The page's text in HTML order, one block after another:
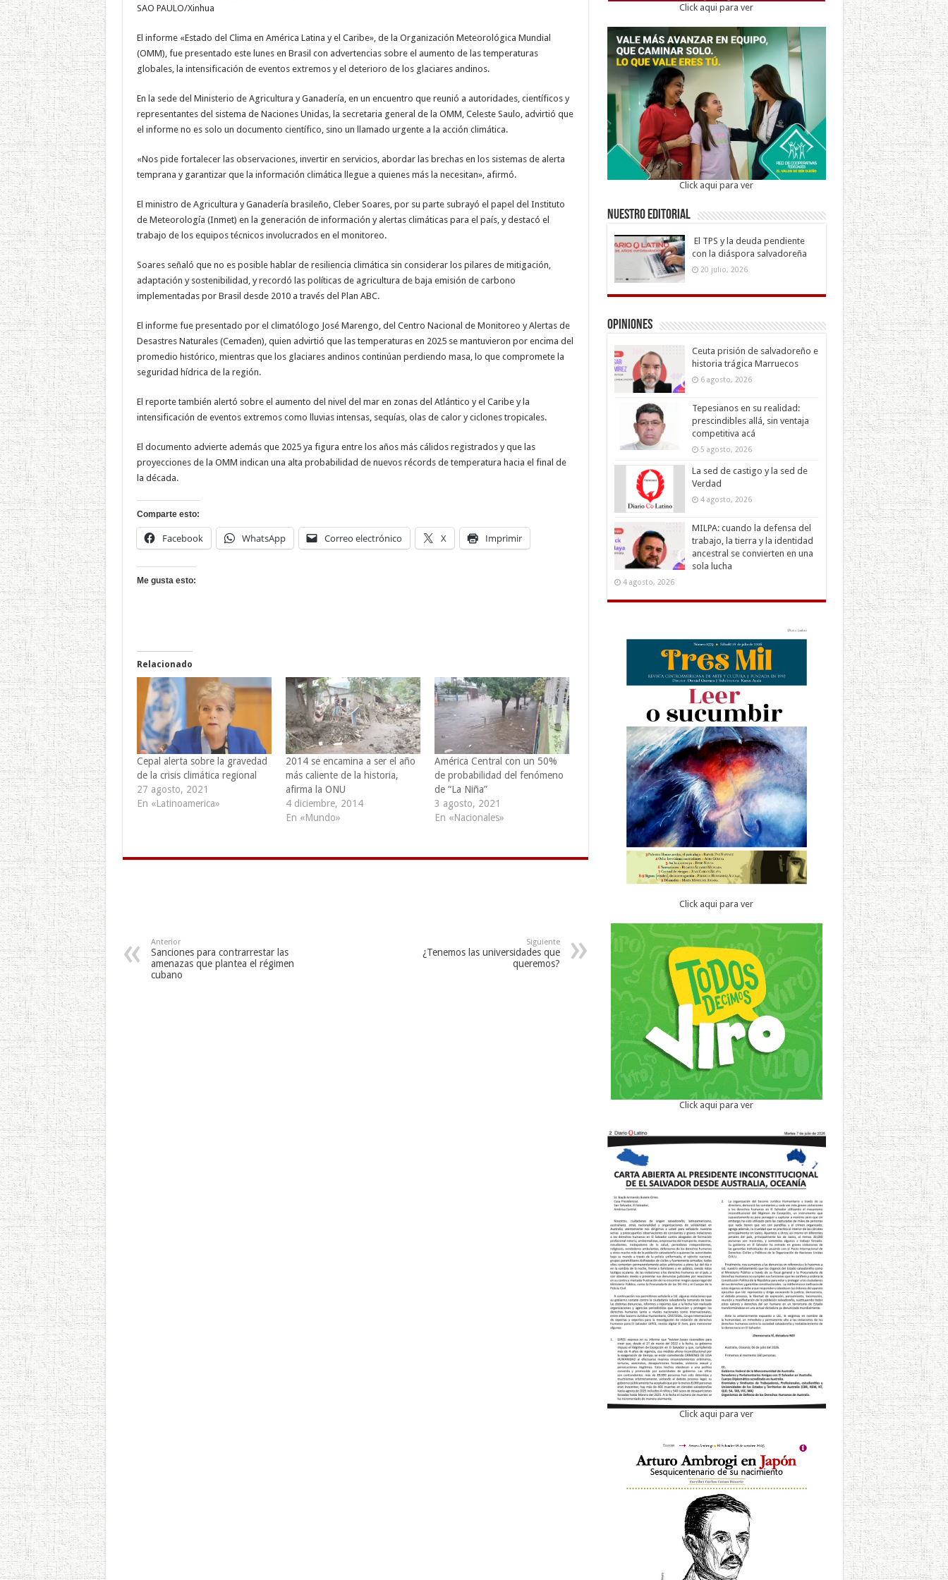
SAO PAULO/Xinhua
El informe «Estado del Clima en América Latina y el Caribe», de la Organización Meteorológica Mundial
(OMM), fue presentado este lunes en Brasil con advertencias sobre el aumento de las temperaturas
globales, la intensificación de eventos extremos y el deterioro de los glaciares andinos.
En la sede del Ministerio de Agricultura y Ganadería, en un encuentro que reunió a autoridades, científicos y
representantes del sistema de Naciones Unidas, la secretaria general de la OMM, Celeste Saulo, advirtió que
el informe no es solo un documento científico, sino un llamado urgente a la acción climática.
«Nos pide fortalecer las observaciones, invertir en servicios, abordar las brechas en los sistemas de alerta
temprana y garantizar que la información climática llegue a quienes más la necesitan», afirmó.
El ministro de Agricultura y Ganadería brasileño, Cleber Soares, por su parte subrayó el papel del Instituto
de Meteorología (Inmet) en la generación de información y alertas climáticas para el país, y destacó el
trabajo de los equipos técnicos involucrados en el monitoreo.
Soares señaló que no es posible hablar de resiliencia climática sin considerar los pilares de mitigación,
adaptación y sostenibilidad, y recordó las políticas de agricultura de baja emisión de carbono
implementadas por Brasil desde 2010 a través del Plan ABC.
El informe fue presentado por el climatólogo José Marengo, del Centro Nacional de Monitoreo y Alertas de
Desastres Naturales (Cemaden), quien advirtió que las temperaturas en 2025 se mantuvieron por encima del
promedio histórico, mientras que los glaciares andinos continúan perdiendo masa, lo que compromete la
seguridad hídrica de la región.
El reporte también alertó sobre el aumento del nivel del mar en zonas del Atlántico y el Caribe y la
intensificación de eventos extremos como lluvias intensas, sequías, olas de calor y ciclones tropicales.
El documento advierte además que 2025 ya figura entre los años más cálidos registrados y que las
proyecciones de la OMM indican una alta probabilidad de nuevos récords de temperatura hacia el final de
la década.
Comparte esto:
Facebook WhatsApp Correo electrónico X Imprimir
Me gusta esto:
Relacionado
Cepal alerta sobre la gravedad
de la crisis climática regional
27 agosto, 2021
En «Latinoamerica»
2014 se encamina a ser el año
más caliente de la historia,
afirma la ONU
4 diciembre, 2014
En «Mundo»
América Central con un 50%
de probabilidad del fenómeno
de “La Niña”
3 agosto, 2021
En «Nacionales»
Anterior
Sanciones para contrarrestar las
amenazas que plantea el régimen
cubano
Siguiente
¿Tenemos las universidades que
queremos?
Click aqui para ver
Click aqui para ver
Nuestro Editorial
El TPS y la deuda pendiente
con la diáspora salvadoreña
20 julio, 2026
Opiniones
Ceuta prisión de salvadoreño e
historia trágica Marruecos
6 agosto, 2026
Tepesianos en su realidad:
prescindibles allá, sin ventaja
competitiva acá
5 agosto, 2026
La sed de castigo y la sed de
Verdad
4 agosto, 2026
MILPA: cuando la defensa del
trabajo, la tierra y la identidad
ancestral se convierten en una
sola lucha
4 agosto, 2026
Click aqui para ver
Click aqui para ver
Click aqui para ver